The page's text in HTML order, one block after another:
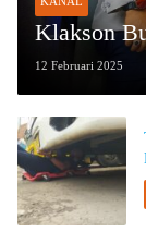
Klakson
12 Februari 2025